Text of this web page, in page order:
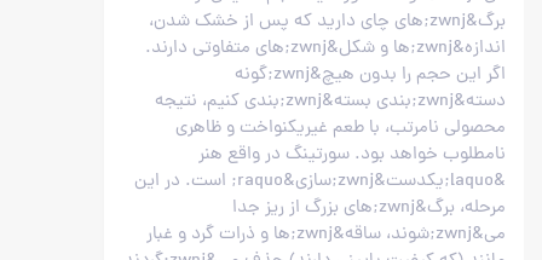
برگ&zwnj;های چای دارید که پس از خشک شدن،
اندازه&zwnj;ها و شکل&zwnj;های متفاوتی دارند.
اگر این حجم را بدون هیچ&zwnj;گونه
دسته&zwnj;بندی بسته&zwnj;بندی کنیم، نتیجه
محصولی نامرتب، با طعم غیریکنواخت و ظاهری
نامطلوب خواهد بود. سورتینگ در واقع هنر
&laquo;یکدست&zwnj;سازی&raquo; است. در این
مرحله، برگ&zwnj;های بزرگ از ریز جدا
می&zwnj;شوند، ساقه&zwnj;ها و ذرات گرد و غبار